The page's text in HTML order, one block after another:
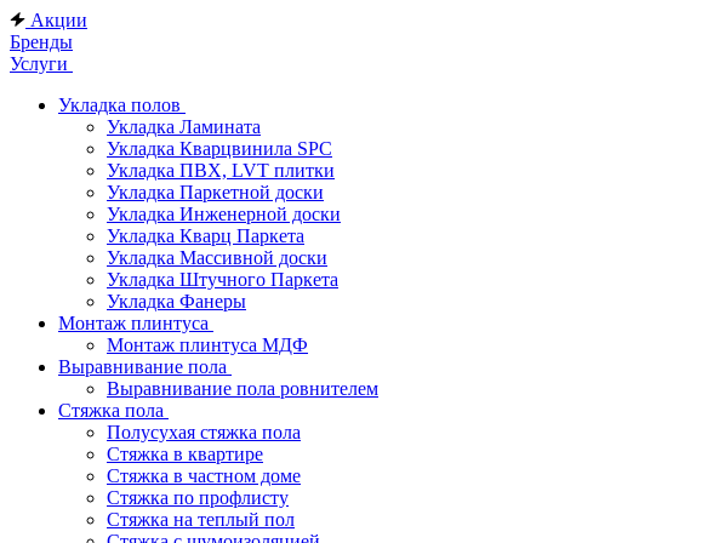
Акции
Бренды
Услуги
Укладка полов
Укладка Ламината
Укладка Кварцвинила SPC
Укладка ПВХ, LVT плитки
Укладка Паркетной доски
Укладка Инженерной доски
Укладка Кварц Паркета
Укладка Массивной доски
Укладка Штучного Паркета
Укладка Фанеры
Монтаж плинтуса
Монтаж плинтуса МДФ
Выравнивание пола
Выравнивание пола ровнителем
Стяжка пола
Полусухая стяжка пола
Стяжка в квартире
Стяжка в частном доме
Стяжка по профлисту
Стяжка на теплый пол